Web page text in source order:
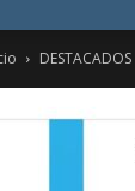
DESTACADOS